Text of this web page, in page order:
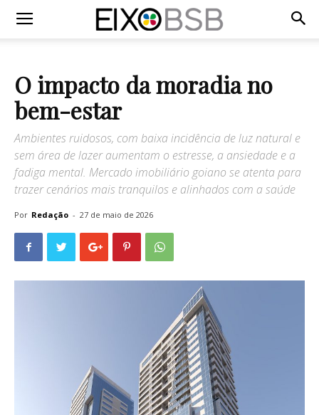
O impacto da moradia no
bem-estar
Ambientes ruidosos, com baixa incidência de luz natural e
sem área de lazer aumentam o estresse, a ansiedade e a
fadiga mental. Mercado imobiliário goiano se atenta para
trazer cenários mais tranquilos e alinhados com a saúde
Por Redação - 27 de maio de 2026